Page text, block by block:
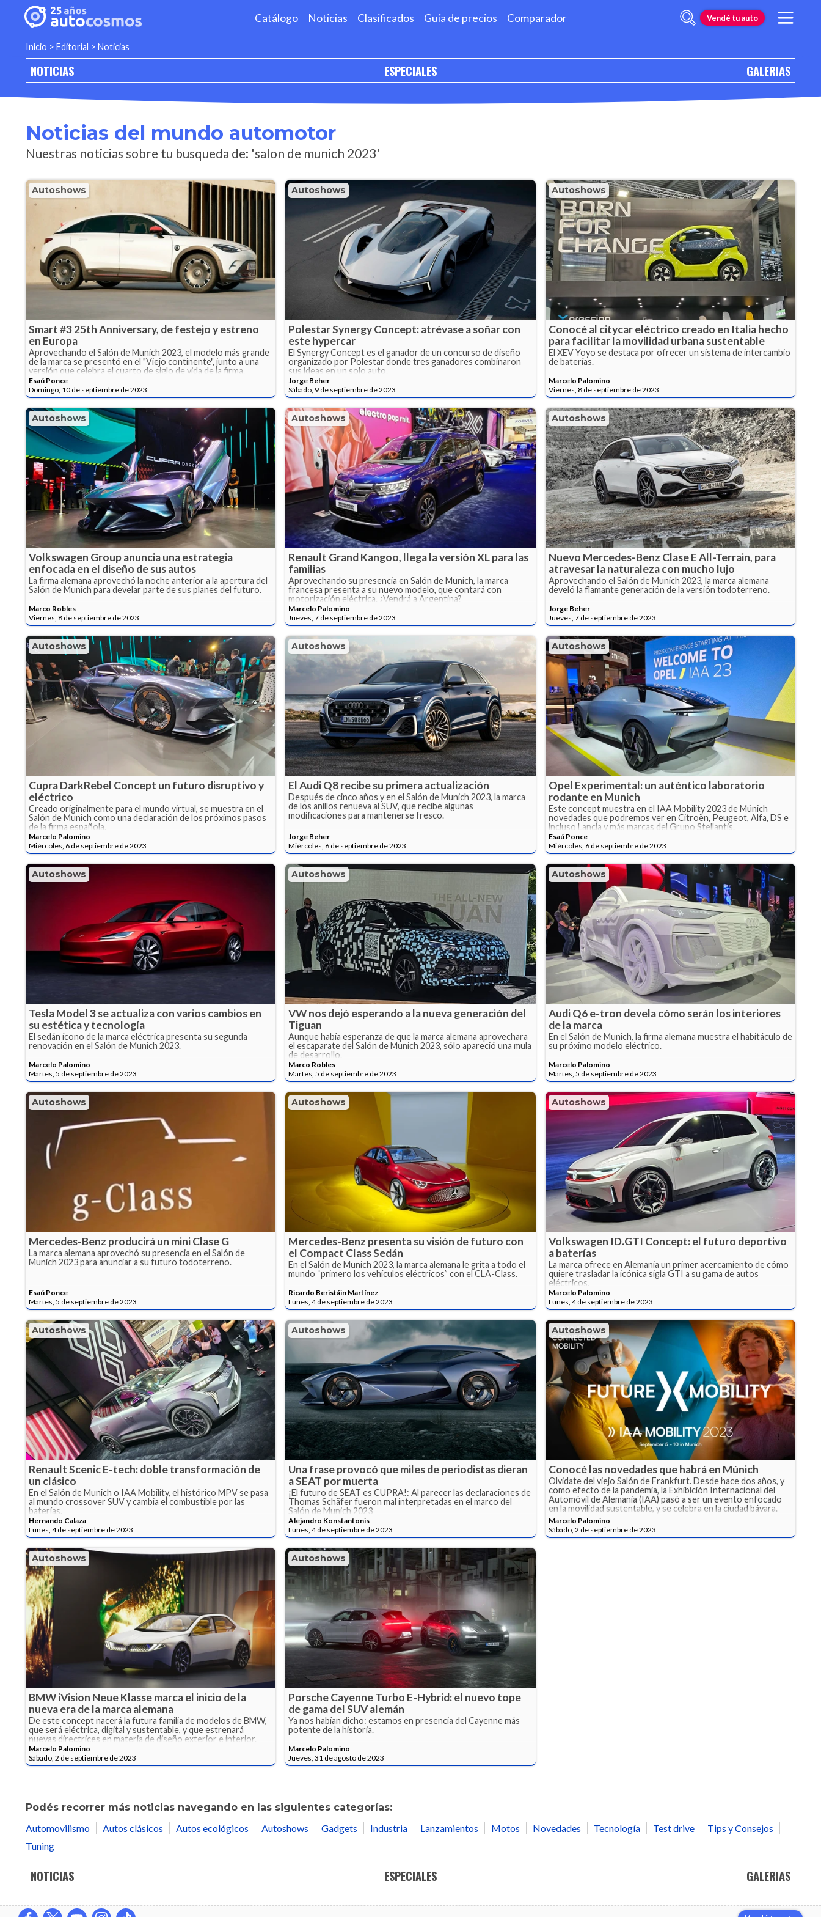
Catálogo Noticias Clasificados Guía de precios Comparador Vendé tu auto
Inicio > Editorial > Noticias
NOTICIAS ESPECIALES GALERIAS
Noticias del mundo automotor
Nuestras noticias sobre tu busqueda de: 'salon de munich 2023'
Autoshows
Smart #3 25th Anniversary, de festejo y estreno
en Europa
Aprovechando el Salón de Munich 2023, el modelo más grande
de la marca se presentó en el "Viejo continente", junto a una
versión que celebra el cuarto de siglo de vida de la firma.
Esaú Ponce
Domingo, 10 de septiembre de 2023
Autoshows
Polestar Synergy Concept: atrévase a soñar con
este hypercar
El Synergy Concept es el ganador de un concurso de diseño
organizado por Polestar donde tres ganadores combinaron
sus ideas en un solo auto.
Jorge Beher
Sábado, 9 de septiembre de 2023
Autoshows
Conocé al citycar eléctrico creado en Italia hecho
para facilitar la movilidad urbana sustentable
El XEV Yoyo se destaca por ofrecer un sistema de intercambio
de baterías.
Marcelo Palomino
Viernes, 8 de septiembre de 2023
Autoshows
Volkswagen Group anuncia una estrategia
enfocada en el diseño de sus autos
La firma alemana aprovechó la noche anterior a la apertura del
Salón de Munich para develar parte de sus planes del futuro.
Marco Robles
Viernes, 8 de septiembre de 2023
Autoshows
Renault Grand Kangoo, llega la versión XL para las
familias
Aprovechando su presencia en Salón de Munich, la marca
francesa presenta a su nuevo modelo, que contará con
motorización eléctrica. ¿Vendrá a Argentina?
Marcelo Palomino
Jueves, 7 de septiembre de 2023
Autoshows
Nuevo Mercedes-Benz Clase E All-Terrain, para
atravesar la naturaleza con mucho lujo
Aprovechando el Salón de Munich 2023, la marca alemana
develó la flamante generación de la versión todoterreno.
Jorge Beher
Jueves, 7 de septiembre de 2023
Autoshows
Cupra DarkRebel Concept un futuro disruptivo y
eléctrico
Creado originalmente para el mundo virtual, se muestra en el
Salón de Munich como una declaración de los próximos pasos
de la firma española.
Marcelo Palomino
Miércoles, 6 de septiembre de 2023
Autoshows
El Audi Q8 recibe su primera actualización
Después de cinco años y en el Salón de Munich 2023, la marca
de los anillos renueva al SUV, que recibe algunas
modificaciones para mantenerse fresco.
Jorge Beher
Miércoles, 6 de septiembre de 2023
Autoshows
Opel Experimental: un auténtico laboratorio
rodante en Munich
Este concept muestra en el IAA Mobility 2023 de Múnich
novedades que podremos ver en Citroën, Peugeot, Alfa, DS e
incluso Lancia y más marcas del Grupo Stellantis.
Esaú Ponce
Miércoles, 6 de septiembre de 2023
Autoshows
Tesla Model 3 se actualiza con varios cambios en
su estética y tecnología
El sedán ícono de la marca eléctrica presenta su segunda
renovación en el Salón de Munich 2023.
Marcelo Palomino
Martes, 5 de septiembre de 2023
Autoshows
VW nos dejó esperando a la nueva generación del
Tiguan
Aunque había esperanza de que la marca alemana aprovechara
el escaparate del Salón de Munich 2023, sólo apareció una mula
de desarrollo.
Marco Robles
Martes, 5 de septiembre de 2023
Autoshows
Audi Q6 e-tron devela cómo serán los interiores
de la marca
En el Salón de Munich, la firma alemana muestra el habitáculo de
su próximo modelo eléctrico.
Marcelo Palomino
Martes, 5 de septiembre de 2023
Autoshows
Mercedes-Benz producirá un mini Clase G
La marca alemana aprovechó su presencia en el Salón de
Munich 2023 para anunciar a su futuro todoterreno.
Esaú Ponce
Martes, 5 de septiembre de 2023
Autoshows
Mercedes-Benz presenta su visión de futuro con
el Compact Class Sedán
En el Salón de Munich 2023, la marca alemana le grita a todo el
mundo “primero los vehículos eléctricos” con el CLA-Class.
Ricardo Beristáin Martínez
Lunes, 4 de septiembre de 2023
Autoshows
Volkswagen ID.GTI Concept: el futuro deportivo
a baterías
La marca ofrece en Alemania un primer acercamiento de cómo
quiere trasladar la icónica sigla GTI a su gama de autos
eléctricos.
Marcelo Palomino
Lunes, 4 de septiembre de 2023
Autoshows
Renault Scenic E-tech: doble transformación de
un clásico
En el Salón de Munich o IAA Mobility, el histórico MPV se pasa
al mundo crossover SUV y cambia el combustible por las
baterías.
Hernando Calaza
Lunes, 4 de septiembre de 2023
Autoshows
Una frase provocó que miles de periodistas dieran
a SEAT por muerta
¡El futuro de SEAT es CUPRA!: Al parecer las declaraciones de
Thomas Schäfer fueron mal interpretadas en el marco del
Salón de Munich 2023
Alejandro Konstantonis
Lunes, 4 de septiembre de 2023
Autoshows
Conocé las novedades que habrá en Múnich
Olvidate del viejo Salón de Frankfurt. Desde hace dos años, y
como efecto de la pandemia, la Exhibición Internacional del
Automóvil de Alemania (IAA) pasó a ser un evento enfocado
en la movilidad sustentable, y se celebra en la ciudad bávara.
Marcelo Palomino
Sábado, 2 de septiembre de 2023
Autoshows
BMW iVision Neue Klasse marca el inicio de la
nueva era de la marca alemana
De este concept nacerá la futura familia de modelos de BMW,
que será eléctrica, digital y sustentable, y que estrenará
nuevas directrices en materia de diseño exterior e interior.
Marcelo Palomino
Sábado, 2 de septiembre de 2023
Autoshows
Porsche Cayenne Turbo E-Hybrid: el nuevo tope
de gama del SUV alemán
Ya nos habían dicho: estamos en presencia del Cayenne más
potente de la historia.
Marcelo Palomino
Jueves, 31 de agosto de 2023
Podés recorrer más noticias navegando en las siguientes categorías:
Automovilismo
Autos clásicos Autos ecológicos Autoshows Gadgets Industria Lanzamientos Motos Novedades Tecnología Test drive
Tips y Consejos
Tuning
NOTICIAS ESPECIALES GALERIAS